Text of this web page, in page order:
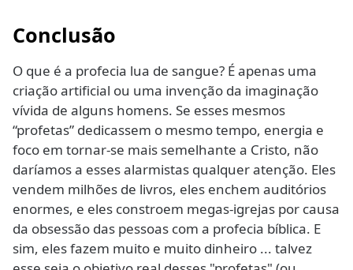
Conclusão
O que é a profecia lua de sangue? É apenas uma
criação artificial ou uma invenção da imaginação
vívida de alguns homens. Se esses mesmos
“profetas” dedicassem o mesmo tempo, energia e
foco em tornar-se mais semelhante a Cristo, não
daríamos a esses alarmistas qualquer atenção. Eles
vendem milhões de livros, eles enchem auditórios
enormes, e eles constroem megas-igrejas por causa
da obsessão das pessoas com a profecia bíblica. E
sim, eles fazem muito e muito dinheiro ... talvez